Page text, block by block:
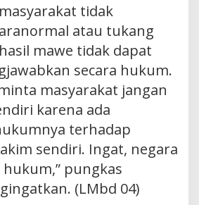
tidak
atau tukang
mawe tidak dapat
secara hukum.
masyarakat jangan
karena ada
terhadap
sendiri. Ingat, negara
pungkas
(LMbd 04)